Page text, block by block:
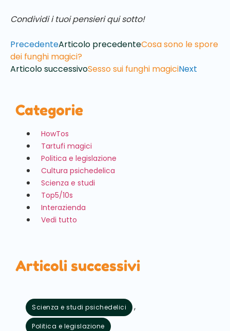
Condividi i tuoi pensieri qui sotto!
PrecedenteArticolo precedenteCosa sono le spore
dei funghi magici?
Articolo successivoSesso sui funghi magiciNext
Categorie
HowTos
Tartufi magici
Politica e legislazione
Cultura psichedelica
Scienza e studi
Top5/10s
Interazienda
Vedi tutto
Articoli successivi
Scienza e studi psichedelici ,
Politica e legislazione